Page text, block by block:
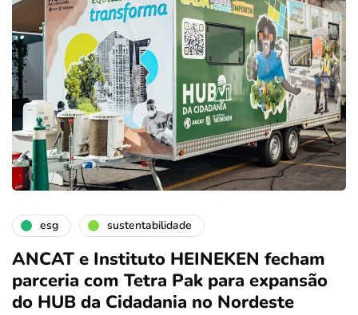
esg sustentabilidade
ANCAT e Instituto HEINEKEN fecham
parceria com Tetra Pak para expansão
do HUB da Cidadania no Nordeste